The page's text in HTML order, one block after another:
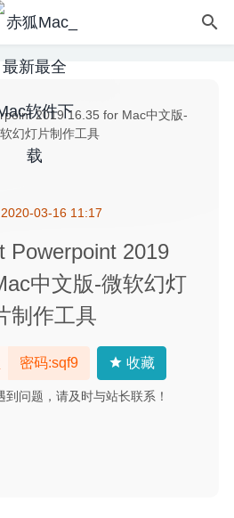
2020-03-16 11:17
Powerpoint 2019
中文版-微软幻灯
制作工具
密码:sqf9 收藏
到问题，请及时与站长联系！
松调整显示器分辨率的工具
Mac中文版-CAD文件DWG快速查看
中文版-功能最齐全的三维建模软
的矢量绘图软件 2020-07-08